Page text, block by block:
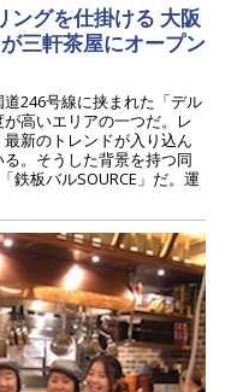
ングを仕掛ける 大阪
三軒茶屋にオープン
246号線に挟まれた「デル
高いエリアの一つだ。レ
新のトレンドが入り込ん
。そうした背景を持つ同
鉄板バルSOURCE」だ。運